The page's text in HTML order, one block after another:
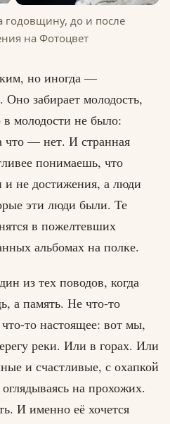
годовщину, до и после
на Фотоцвет
но иногда —
забирает молодость,
в молодости не было:
что — нет. И странная
понимаешь, что
не достижения, а люди
эти люди были. Те
в пожелтевших
альбомах на полке.
из тех поводов, когда
а память. Не что-то
то настоящее: вот мы,
реки. Или в горах. Или
и счастливые, с охапкой
на прохожих.
И именно её хочется